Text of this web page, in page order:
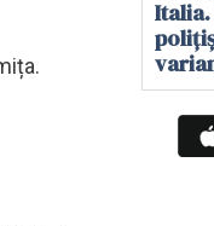
Italia.